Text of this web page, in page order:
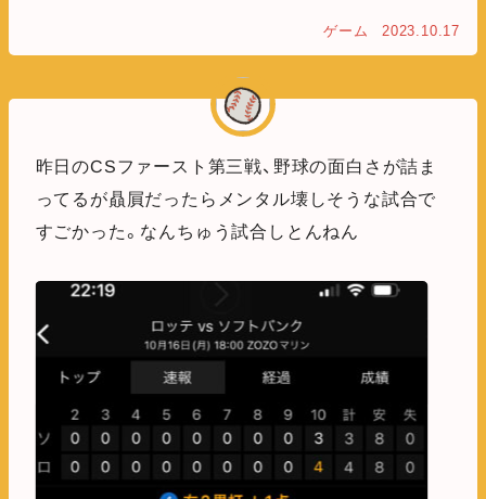
ゲーム 2023.10.17
昨日のCSファースト第三戦、野球の面白さが詰ま
ってるが贔屓だったらメンタル壊しそうな試合で
すごかった。なんちゅう試合しとんねん